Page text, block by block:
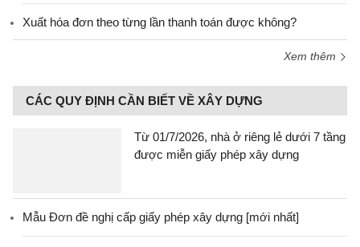
Xuất hóa đơn theo từng lần thanh toán được không?
Xem thêm
CÁC QUY ĐỊNH CẦN BIẾT VỀ XÂY DỰNG
Từ 01/7/2026, nhà ở riêng lẻ dưới 7 tầng
được miễn giấy phép xây dựng
Mẫu Đơn đề nghị cấp giấy phép xây dựng [mới nhất]